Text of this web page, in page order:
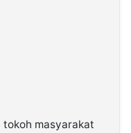
masyarakat